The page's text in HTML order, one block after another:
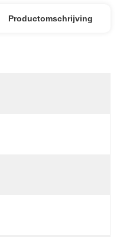
Productomschrijving